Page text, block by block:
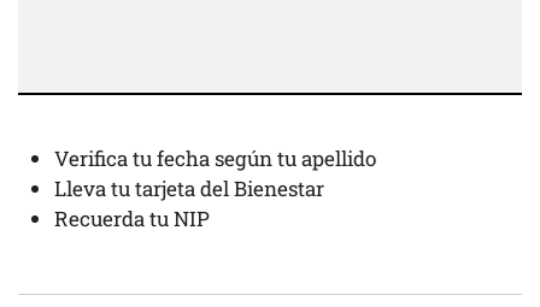
Verifica tu fecha según tu apellido
Lleva tu tarjeta del Bienestar
Recuerda tu NIP